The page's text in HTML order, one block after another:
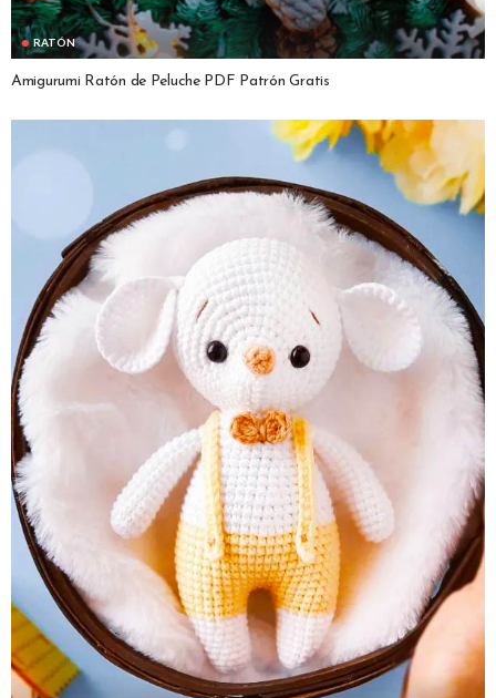
RATÓN
Amigurumi Ratón de Peluche PDF Patrón Gratis